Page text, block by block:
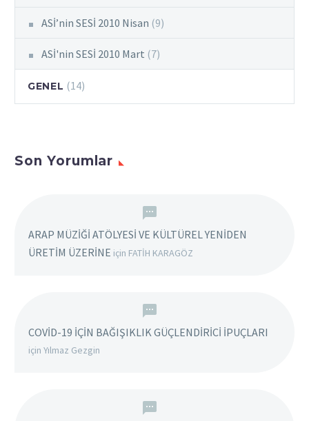
ASİ’nin SESİ 2010 Nisan (9)
ASİ'nin SESİ 2010 Mart (7)
GENEL (14)
Son Yorumlar
ARAP MÜZİĞİ ATÖLYESİ VE KÜLTÜREL YENİDEN
ÜRETİM ÜZERİNE için FATİH KARAGÖZ
COVİD-19 İÇİN BAĞIŞIKLIK GÜÇLENDİRİCİ İPUÇLARI
için Yılmaz Gezgin